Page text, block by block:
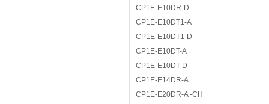
CP1E-E10DR-D
CP1E-E10DT1-A
CP1E-E10DT1-D
CP1E-E10DT-A
CP1E-E10DT-D
CP1E-E14DR-A
CP1E-E20DR-A -CH